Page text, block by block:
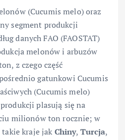
(Cucumis melo) oraz
segment produkcji
danych FAO (FAOSTAT)
melonów i arbuzów
z czego część
gatunkowi Cucumis
(Cucumis melo)
plasują się na
milionów ton rocznie; w
kraje jak Chiny, Turcja,